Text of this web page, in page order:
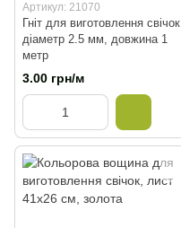
Артикул: 21070
Гніт для виготовлення свічок
діаметр 2.5 мм, довжина 1
метр
3.00 грн/м